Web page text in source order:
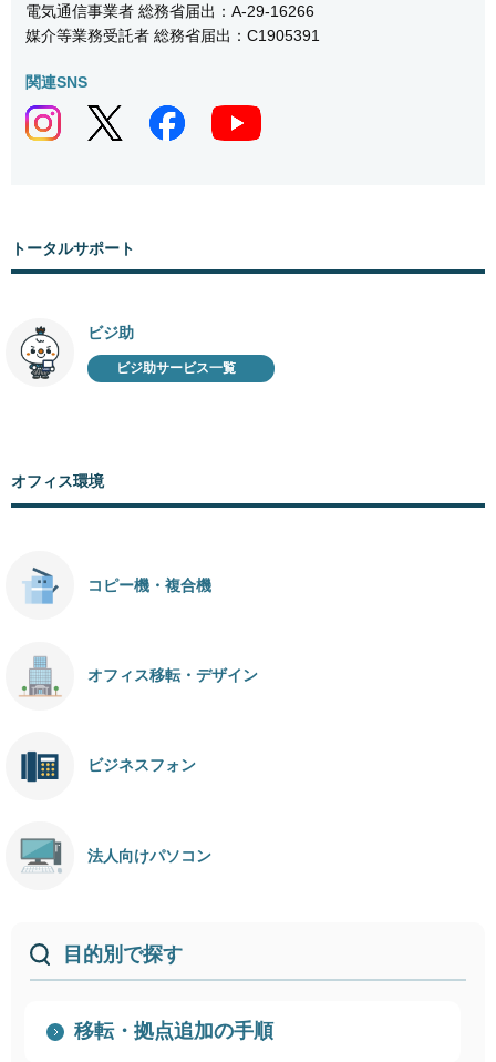
電気通信事業者 総務省届出：A-29-16266
媒介等業務受託者 総務省届出：C1905391
関連SNS
トータルサポート
ビジ助
ビジ助サービス一覧
オフィス環境
コピー機・複合機
オフィス移転・デザイン
ビジネスフォン
法人向けパソコン
目的別で探す
移転・拠点追加の手順